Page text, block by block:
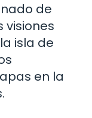
de
visiones
isla de
en la